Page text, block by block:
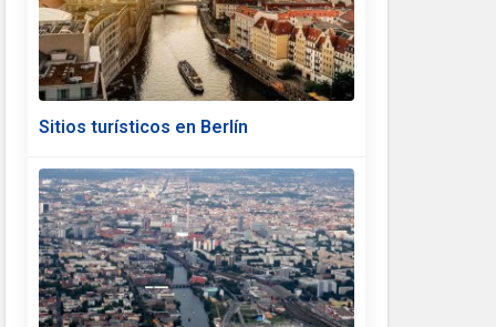
Sitios turísticos en Berlín